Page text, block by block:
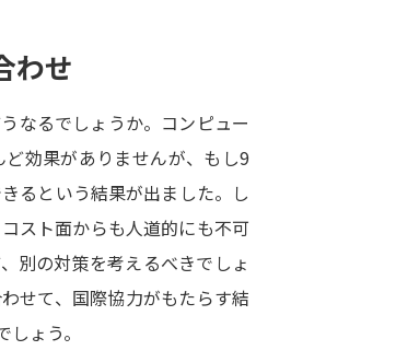
新生活お
学問発見
大学で学びたい学問発見
学問のミニ講義「夢ナビ講義」 学問分
わせ
なるでしょうか。コンピュー
効果がありませんが、もし9
るという結果が出ました。し
スト面からも人道的にも不可
別の対策を考えるべきでしょ
せて、国際協力がもたらす結
ょう。